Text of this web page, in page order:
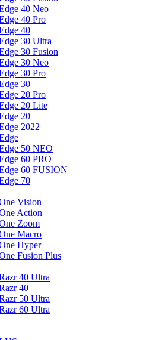
40 Neo
40 Pro
40
30 Ultra
30 Fusion
30 Neo
30 Pro
30
20 Pro
20 Lite
20
2022
50 NEO
60 PRO
60 FUSION
70
Vision
Action
Zoom
Macro
Hyper
Fusion Plus
40 Ultra
40
50 Ultra
60 Ultra